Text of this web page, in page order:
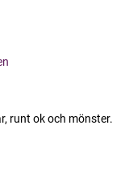
runt ok och mönster.